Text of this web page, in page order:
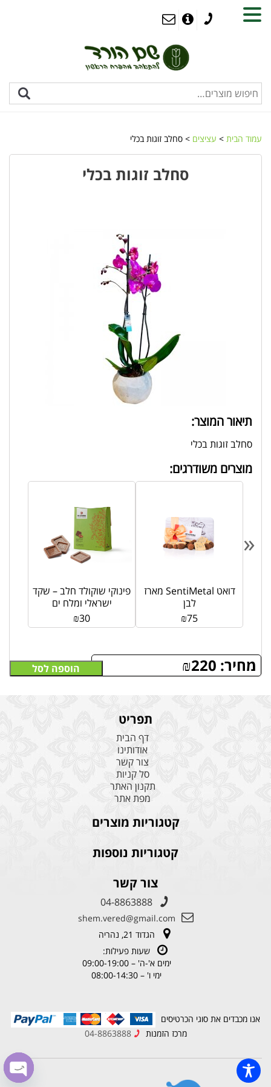
עמוד הבית > עציצים > סחלב זוגות בכלי
סחלב זוגות בכלי
תיאור המוצר:
סחלב זוגות בכלי
מחיר: ₪220 הוספה לסל
מוצרים משודרגים:
פינוקי שוקולד חלב – שקד
ישראלי ומלח ים
₪30
מארז SentiMetal דואט
לבן
₪75
«
תפריט
דף הבית
אודותינו
צור קשר
סל קניות
תקנון האתר
מפת אתר
קטגוריות מוצרים
קטגוריות נוספות
צור קשר
04-8863888
shem.vered@gmail.com
הגדוד 21, נהריה
שעות פעילות:
ימים א'-ה' – 09:00-19:00
ימי ו' – 08:00-14:30
אנו מכבדים את סוגי הכרטיסים
מרכז הזמנות
04-8863888